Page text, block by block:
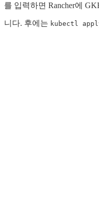
를 입력하면 Rancher에
니다. 후에는 kubectl